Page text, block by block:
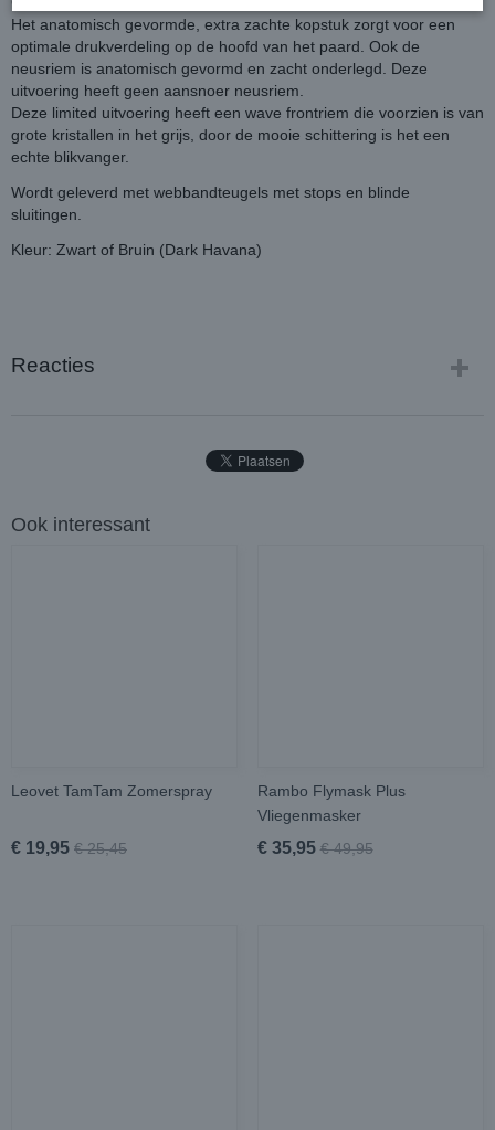
Het anatomisch gevormde, extra zachte kopstuk zorgt voor een
optimale drukverdeling op de hoofd van het paard. Ook de
neusriem is anatomisch gevormd en zacht onderlegd. Deze
uitvoering heeft geen aansnoer neusriem.
Deze limited uitvoering heeft een wave frontriem die voorzien is van
grote kristallen in het grijs, door de mooie schittering is het een
echte blikvanger.
Wordt geleverd met webbandteugels met stops en blinde
sluitingen.
Kleur: Zwart of Bruin (Dark Havana)
Reacties
Ook interessant
Leovet TamTam Zomerspray
€ 19,95 € 25,45
Rambo Flymask Plus
Vliegenmasker
€ 35,95 € 49,95